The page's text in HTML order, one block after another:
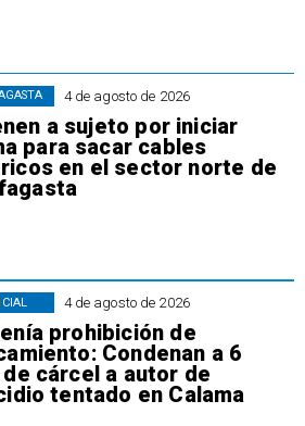
4 de agosto de 2026
a sujeto por iniciar
para sacar cables
en el sector norte de
4 de agosto de 2026
prohibición de
Condenan a 6
de cárcel a autor de
tentado en Calama